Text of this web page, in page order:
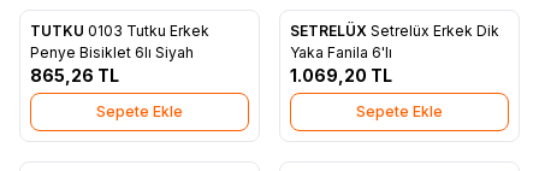
Favorilere Ekle
TUTKU 0103 Tutku Erkek
Penye Bisiklet 6lı Siyah
865,26 TL
Sepete Ekle
Favorilere Ekle
SETRELÜX Setrelüx Erkek Dik
Yaka Fanila 6'lı
1.069,20 TL
Sepete Ekle